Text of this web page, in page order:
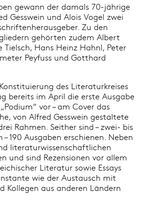
gewann der damals 70-jährige
Gesswein und Alois Vogel zwei
Zu den
gehörten zudem Albert
Tielsch, Hans Heinz Hahnl, Peter
Peyfuss und Gotthard
des Literaturkreises
bereits im April die erste Ausgabe
vor – am Cover das
von Alfred Gesswein gestaltete
Rahmen. Seither sind – zwei- bis
190 Ausgaben erschienen. Neben
literaturwissenschaftlichen
und sind Rezensionen vor allem
Literatur sowie Essays
wie der Austausch mit
Kollegen aus anderen Ländern